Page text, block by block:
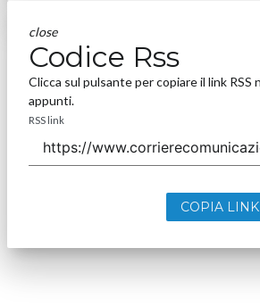
close
Codice Rss
Clicca sul pulsante per copiare il link RSS
appunti.
RSS link
COPIA LINK